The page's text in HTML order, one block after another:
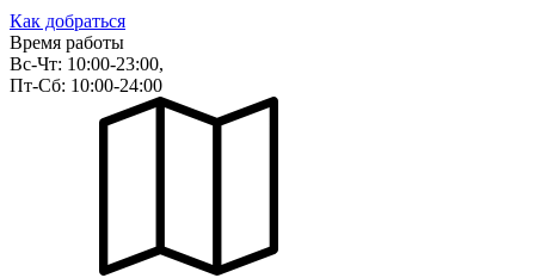
Как добраться
Время работы
Вс-Чт: 10:00-23:00,
Пт-Сб: 10:00-24:00